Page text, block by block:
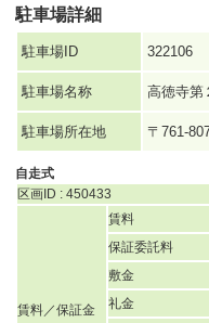
駐車場詳細
駐車場ID 322106
駐車場名称 高徳寺第
駐車場所在地 〒761-
自走式
区画ID : 450433
賃料／保証金
賃料
保証委託料
敷金
礼金